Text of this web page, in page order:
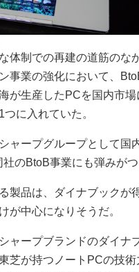
体制での再建の道筋のな
事業の強化において、
が生産したPCを国内市場
に入れていた。
ャープグループとして国
のBtoB事業にも弾みがつ
製品は、ダイナブックが
が中心になりそうだ。
ャープブランドのダイナ
芝が持つノートPCの技